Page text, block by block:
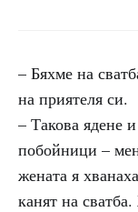
– Бяхме на
на приятеля си.
– Такова ядене
побойници –
жената я
канят на